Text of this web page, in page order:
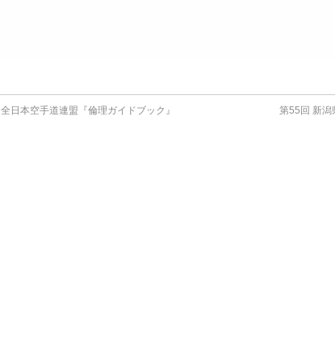
全日本空手道連盟『倫理ガイドブック』 第55回 新潟